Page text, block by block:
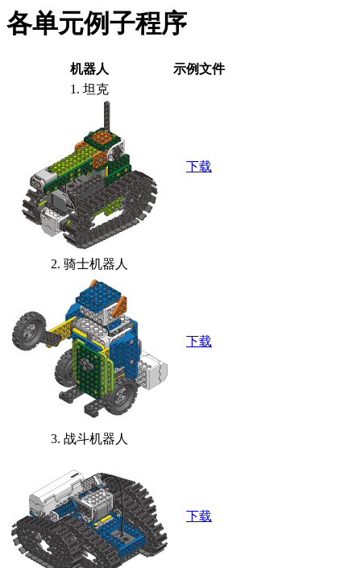
各单元例子程序
机器人
示例文件
1. 坦克
下载
2. 骑士机器人
下载
3. 战斗机器人
下载